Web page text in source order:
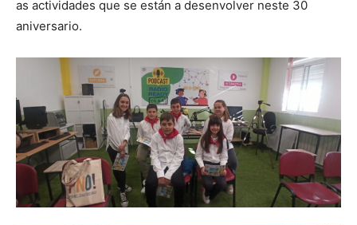
as actividades que se están a desenvolver neste 30
aniversario.